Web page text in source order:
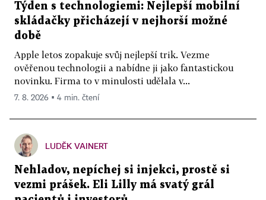
Týden s technologiemi: Nejlepší mobilní
skládačky přicházejí v nejhorší možné
době
Apple letos zopakuje svůj nejlepší trik. Vezme
ověřenou technologii a nabídne ji jako fantastickou
novinku. Firma to v minulosti udělala v...
7. 8. 2026 ▪ 4 min. čtení
LUDĚK VAINERT
Nehladov, nepíchej si injekci, prostě si
vezmi prášek. Eli Lilly má svatý grál